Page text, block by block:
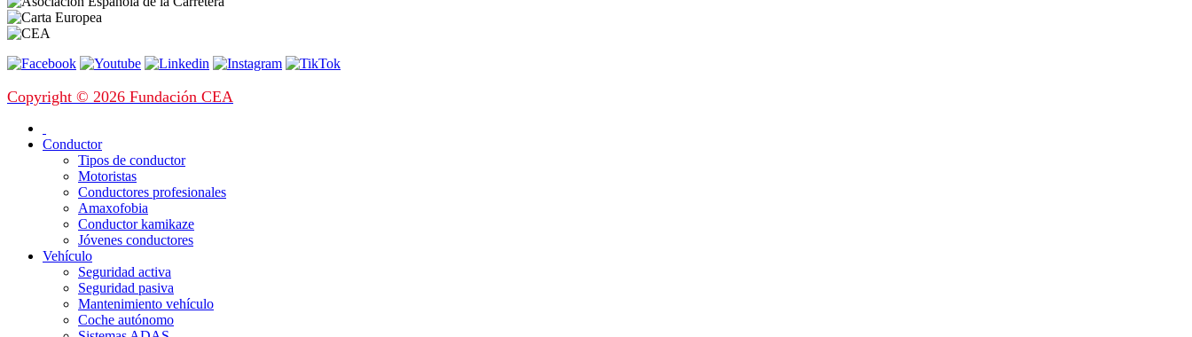
Copyright © 2026 Fundación CEA
Conductor
Tipos de conductor
Motoristas
Conductores profesionales
Amaxofobia
Conductor kamikaze
Jóvenes conductores
Vehículo
Seguridad activa
Seguridad pasiva
Mantenimiento vehículo
Coche autónomo